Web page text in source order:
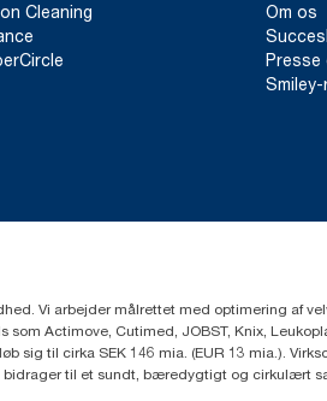
Cleaning
Om os
Presse
Vi arbejder målrettet med optimering af
Actimove, Cutimed, JOBST, Knix,
sig til cirka SEK 146 mia. (EUR 13 mia.).
til et sundt, bæredygtigt og cirkulært